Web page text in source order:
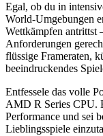
Egal, ob du in
World-Umgebungen
Wettkämpfen
Anforderungen
flüssige Frameraten,
beeindruckendes
Entfessele das volle
AMD R Series CPU.
Performance und sei
Lieblingsspiele